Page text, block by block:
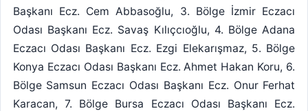
Başkanı Ecz. Cem Abbasoğlu, 3. Bölge İzmir Eczacı
Odası Başkanı Ecz. Savaş Kılıçcıoğlu, 4. Bölge Adana
Eczacı Odası Başkanı Ecz. Ezgi Elekarışmaz, 5. Bölge
Konya Eczacı Odası Başkanı Ecz. Ahmet Hakan Koru, 6.
Bölge Samsun Eczacı Odası Başkanı Ecz. Onur Ferhat
Karacan, 7. Bölge Bursa Eczacı Odası Başkanı Ecz.